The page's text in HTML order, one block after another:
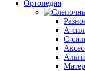
Ортопедия
А-
С-